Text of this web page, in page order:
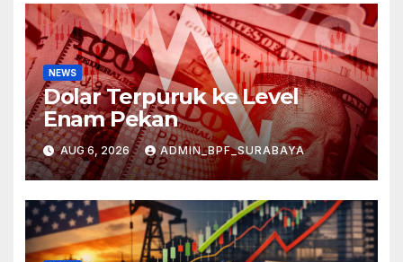
NEWS
Dolar Terpuruk ke Level
Enam Pekan
AUG 6, 2026 ADMIN_BPF_SURABAYA